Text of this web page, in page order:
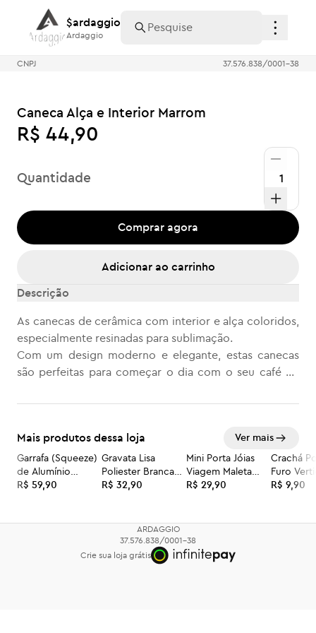
$ardaggio
Ardaggio
$ardaggio
Ardaggio
CNPJ 37.576.838/0001-38
Caneca Alça e Interior Marrom
R$ 44,90
Quantidade
Comprar agora
Adicionar ao carrinho
Descrição
As canecas de cerâmica com interior e alça coloridos,
especialmente resinadas para sublimação.
Com um design moderno e elegante, estas canecas
são perfeitas para começar o dia com o seu café ou
Cada caneca tem uma capacidade de 325 ml, o
O material de cerâmica de alta qualidade garante a
durabilidade e resistência das canecas, enquanto a
resina especial permite a sublimação, tornando-as
personalizáveis ao seu gosto. As cores vibrantes no
originalidade a cada caneca.
Esta caneca é uma excelente opção para quem
procura qualidade e estilo em um só produto. Seja
Mais produtos dessa loja Ver mais
Garrafa (Squeeze)
de Alumínio
Branco Big Mouth
R$ 59,90
Gravata Lisa
Poliester Branca
Personalizada
R$ 32,90
Mini Porta Jóias
Viagem Maleta
Caixa Com zíper
R$ 29,90
Crachá
Furo
R$ 9,90
ARDAGGIO
37.576.838/0001-38
Crie sua loja grátis